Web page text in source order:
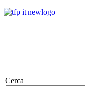
Cerca